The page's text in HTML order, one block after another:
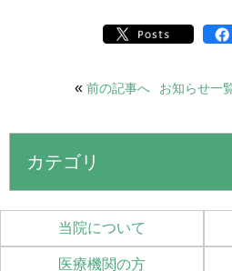
« 前の記事へ お知らせ一
カテゴリ
当院について
医療機関の方